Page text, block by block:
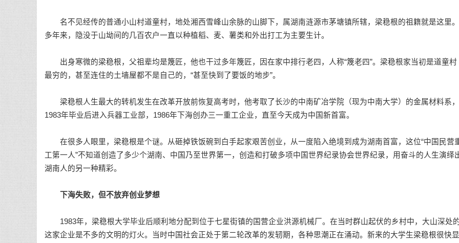
名不见经传的普通小山村道童村，地处湘西雪峰山余脉的山脚下，属湖南涟源市茅塘镇所辖，梁稳根的祖籍就是这里。
多年来，隐没于山坳间的几百农户一直以种植稻、麦、薯类和外出打工为主要生计。
出身寒微的梁稳根，父祖辈均是篾匠，他也干过多年篾匠，因在家中排行老四，人称“篾老四”。梁稳根家当初是道童村
最穷的，甚至连住的土墙屋都不是自己的，“甚至快到了要饭的地步”。
梁稳根人生最大的转机发生在改革开放前恢复高考时，他考取了长沙的中南矿冶学院（现为中南大学）的金属材料系，
1983年毕业后进入兵器工业部，1986年下海创办三一重工企业，直至今天成为中国新首富。
在很多人眼里，梁稳根是个谜。从砸掉铁饭碗到白手起家艰苦创业，从一度陷入绝境到成为湖南首富，这位“中国民营
工第一人”不知道创造了多少个湖南、中国乃至世界第一，创造和打破多项中国世界纪录协会世界纪录，用奋斗的人生演绎
湖南人的另一种精彩。
下海失败，但不放弃创业梦想
1983年，梁稳根大学毕业后顺利地分配到位于七星街镇的国营企业洪源机械厂。在当时群山起伏的乡村中，大山深处
这家企业是不多的文明的灯火。当时中国社会正处于第二轮改革的发轫期，各种思潮正在涌动。新来的大学生梁稳根很快显